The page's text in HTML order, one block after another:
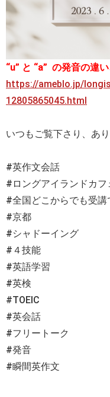
“u” と “a” の発音の違
https://ameblo.jp/
12805865045.html
いつもご覧下さり、あ
#英作文会話
#ロングアイランドカフ
#全国どこからでも受講
#京都
#シャドーイング
#４技能
#英語学習
#英検
#TOEIC
#英会話
#フリートーク
#発音
#瞬間英作文